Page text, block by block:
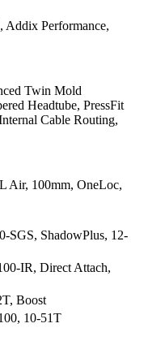
Addix Performance,
Twin Mold
Headtube, PressFit
Cable Routing,
Air, 100mm, OneLoc,
SGS, ShadowPlus, 12-
IR, Direct Attach,
Boost
10-51T